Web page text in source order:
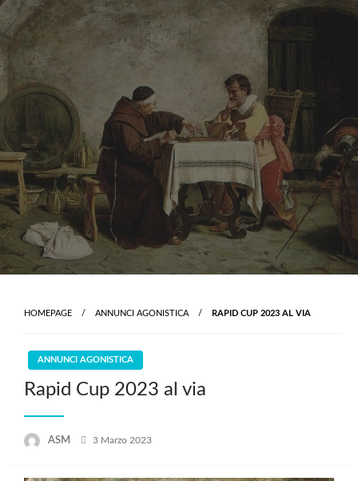
Skip
to
content
HOMEPAGE ANNUNCI AGONISTICA RAPID CUP 2023 AL VIA
ANNUNCI AGONISTICA
Rapid Cup 2023 al via
ASM
Posted
3 Marzo 2023